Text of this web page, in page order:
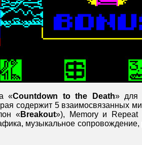
«Countdown to the Death» для
содержит 5 взаимосвязанных
«Breakout»), Memory и Repeat
музыкальное